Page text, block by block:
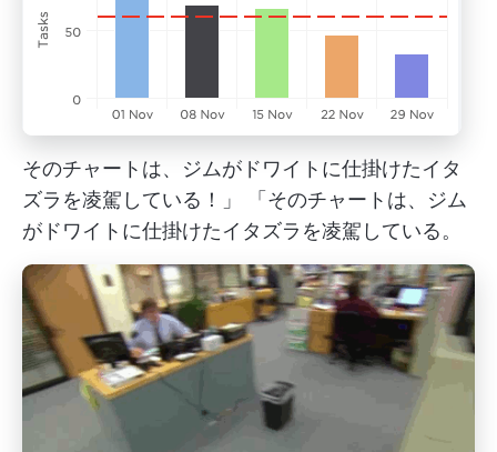
そのチャートは、ジムがドワイトに仕掛けたイタ
ズラを凌駕している！」 「そのチャートは、ジム
がドワイトに仕掛けたイタズラを凌駕している。